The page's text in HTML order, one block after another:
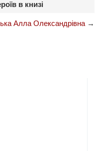
в книзі
Алла Олександрівна →